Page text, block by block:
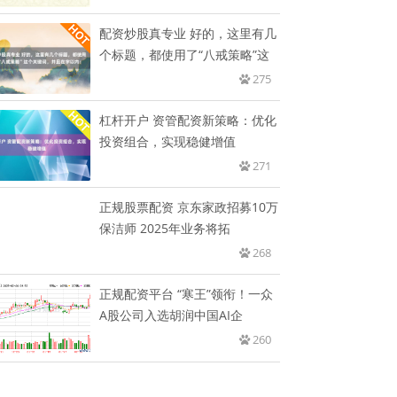
配资炒股真专业 好的，这里有几
个标题，都使用了“八戒策略”这
275
杠杆开户 资管配资新策略：优化
投资组合，实现稳健增值
271
正规股票配资 京东家政招募10万
保洁师 2025年业务将拓
268
正规配资平台 “寒王”领衔！一众
A股公司入选胡润中国AI企
260